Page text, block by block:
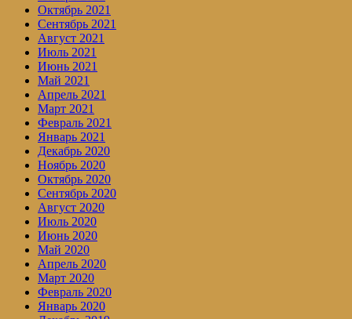
Октябрь 2021
Сентябрь 2021
Август 2021
Июль 2021
Июнь 2021
Май 2021
Апрель 2021
Март 2021
Февраль 2021
Январь 2021
Декабрь 2020
Ноябрь 2020
Октябрь 2020
Сентябрь 2020
Август 2020
Июль 2020
Июнь 2020
Май 2020
Апрель 2020
Март 2020
Февраль 2020
Январь 2020